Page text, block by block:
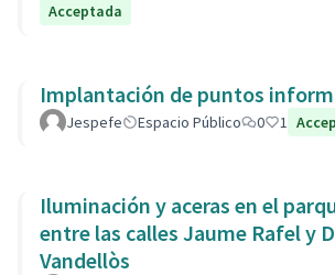
Acceptada
Implantación de puntos
Jespefe Espacio Público 0 1
Iluminación y aceras en el
entre las calles Jaume Rafel y
Vandellòs